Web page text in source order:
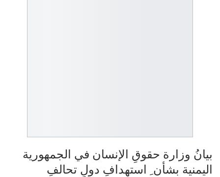
بيانُ وزارة حقوقِ الإنسان في الجمهورية
اليمنية بشأن ِ استهدافِ دولِ تحالفِ